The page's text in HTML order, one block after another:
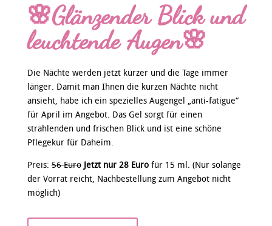
🌸Glänzender Blick und
leuchtende Augen🌸
Die Nächte werden jetzt kürzer und die Tage immer
länger. Damit man Ihnen die kurzen Nächte nicht
ansieht, habe ich ein spezielles Augengel „anti-fatigue“
für April im Angebot. Das Gel sorgt für einen
strahlenden und frischen Blick und ist eine schöne
Pflegekur für Daheim.
Preis:56 Euro Jetzt nur 28 Eurofür 15 ml. (Nur solange
der Vorrat reicht, Nachbestellung zum Angebot nicht
möglich)